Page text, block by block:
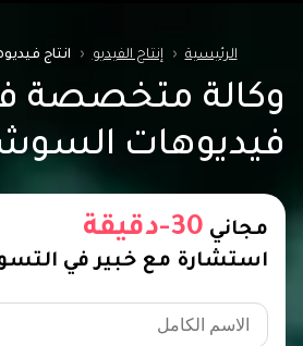
الرئيسية ‹ إنتاج الفيديو ‹ انتاج
وكالة متخصصة
فيديوهات
مجاني 30-دقيقة
استشارة مع خبير في